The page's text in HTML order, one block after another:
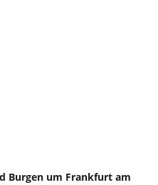
Burgen um Frankfurt am